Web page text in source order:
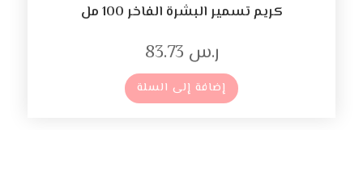
كريم تسمير البشرة الفاخر 100 مل
ر.س
إضافة إلى السلة